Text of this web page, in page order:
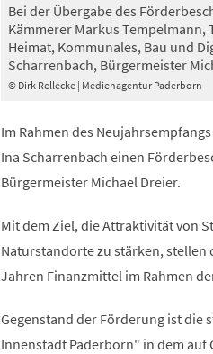
© Dirk Rellecke | Medienagentur Paderborn
Bei der Übergabe des
Kämmerer Markus
Heimat, Kommunales, Bau und
Scharrenbach, Bürgermeister
Im Rahmen des
Ina Scharrenbach einen
Bürgermeister Michael Dreier.
Mit dem Ziel, die Attraktivität von
Naturstandorte zu stärken, stellen
Jahren Finanzmittel im Rahmen
Gegenstand der Förderung ist die
Innenstadt Paderborn" in dem